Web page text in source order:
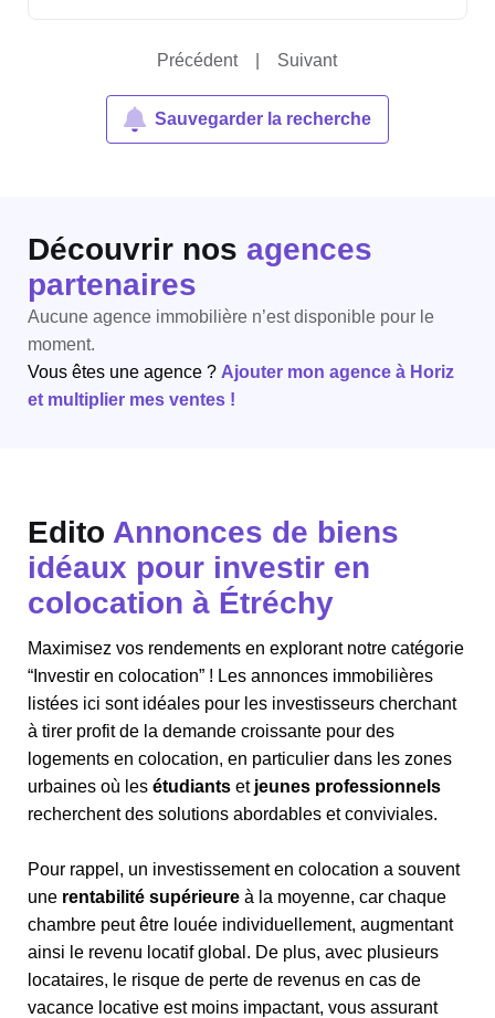
Précédent Suivant
Sauvegarder la recherche
Découvrir nos agences
partenaires
Aucune agence immobilière n’est disponible pour le
moment.
Vous êtes une agence ? Ajouter mon agence à Horiz
et multiplier mes ventes !
Edito Annonces de biens
idéaux pour investir en
colocation à Étréchy
Maximisez vos rendements en explorant notre catégorie
“Investir en colocation” ! Les annonces immobilières
listées ici sont idéales pour les investisseurs cherchant
à tirer profit de la demande croissante pour des
logements en colocation, en particulier dans les zones
urbaines où les étudiants et jeunes professionnels
recherchent des solutions abordables et conviviales.
Pour rappel, un investissement en colocation a souvent
une rentabilité supérieure à la moyenne, car chaque
chambre peut être louée individuellement, augmentant
ainsi le revenu locatif global. De plus, avec plusieurs
locataires, le risque de perte de revenus en cas de
vacance locative est moins impactant, vous assurant